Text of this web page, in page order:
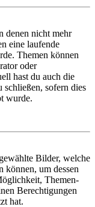
denen nicht mehr
eine laufende
Themen können
oder
hast du auch die
sofern dies
wurde.
Bilder, welche
können, um dessen
Themen-
Berechtigungen
hat.